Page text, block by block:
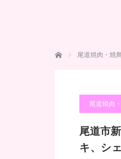
ホーム 尾道焼肉・焼
尾道焼肉
尾道市
キ、シ